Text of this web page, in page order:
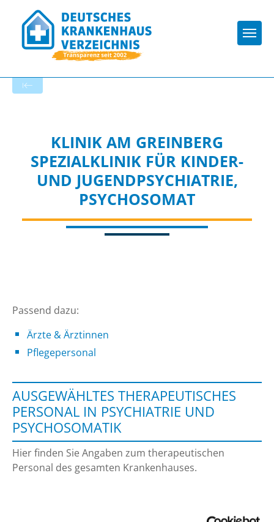
KLINIK AM GREINBERG
SPEZIALKLINIK FÜR KINDER-
UND JUGENDPSYCHIATRIE,
PSYCHOSOMAT
Passend dazu:
Ärzte & Ärztinnen
Pflegepersonal
AUSGEWÄHLTES THERAPEUTISCHES
PERSONAL IN PSYCHIATRIE UND
PSYCHOSOMATIK
Hier finden Sie Angaben zum therapeutischen
Personal des gesamten Krankenhauses.
SPEZIELLE THERAPEUTEN/-INNEN